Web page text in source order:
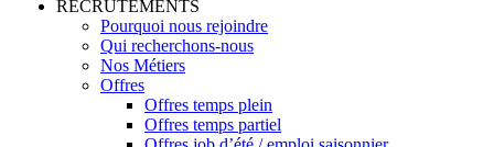
RECRUTEMENTS
Pourquoi nous rejoindre
Qui recherchons-nous
Nos Métiers
Offres
Offres temps plein
Offres temps partiel